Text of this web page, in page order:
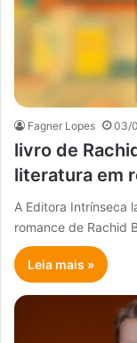
Fagner Lopes 03/
livro de
literatura em
A Editora Intrínseca
romance de Rachid
Leia mais »